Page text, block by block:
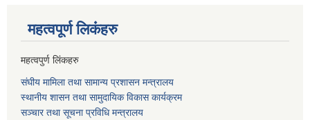
महत्वपूर्ण लि‌कंंहरु
महत्वपुर्ण लिंकहरु
संघीय मामिला तथा सामान्य प्रशासन मन्त्रालय
स्थानीय शासन तथा सामुदायिक विकास कार्यक्रम
सञ्चार तथा सूचना प्रविधि मन्त्रालय